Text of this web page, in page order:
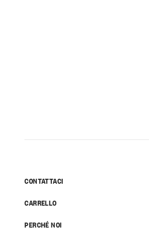
CONTATTACI
CARRELLO
PERCHÉ NOI